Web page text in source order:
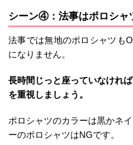
シーン④：法事はポロシャ
法事では無地のポロシャツも
になりません。
長時間じっと座っていなけれ
を重視しましょう。
ポロシャツのカラーは黒かネ
ーのポロシャツはNGです。